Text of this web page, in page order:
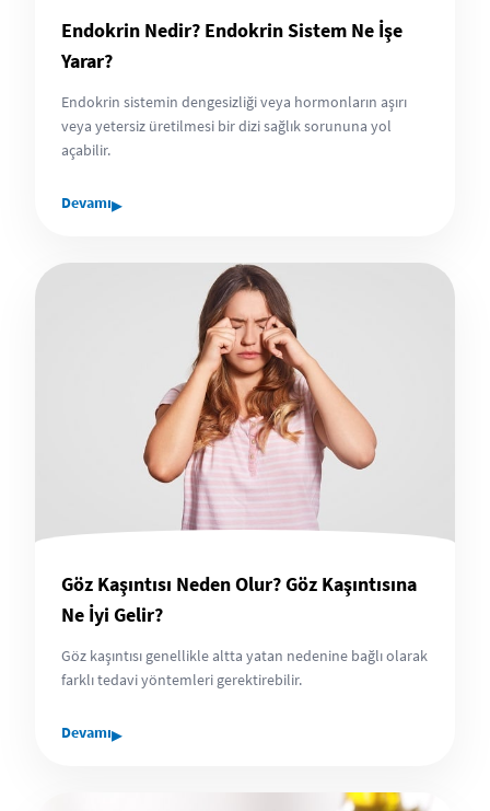
Endokrin Nedir? Endokrin Sistem Ne İşe
Yarar?
Endokrin sistemin dengesizliği veya hormonların aşırı
veya yetersiz üretilmesi bir dizi sağlık sorununa yol
açabilir.
Devamı▸
Göz Kaşıntısı Neden Olur? Göz Kaşıntısına
Ne İyi Gelir?
Göz kaşıntısı genellikle altta yatan nedenine bağlı olarak
farklı tedavi yöntemleri gerektirebilir.
Devamı▸